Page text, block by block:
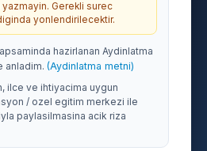
Gerekli surec
yonlendirilecektir.
hazirlanan Aydinlatma
anladim. (Aydinlatma metni)
ilce ve ihtiyacima uygun
/ ozel egitim merkezi ile
paylasilmasina acik riza